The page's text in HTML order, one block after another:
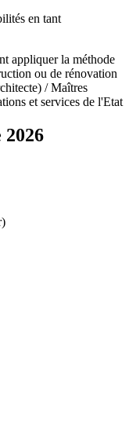
en tant
appliquer la méthode
ou de rénovation
/ Maîtres
et services de l'Etat
2026